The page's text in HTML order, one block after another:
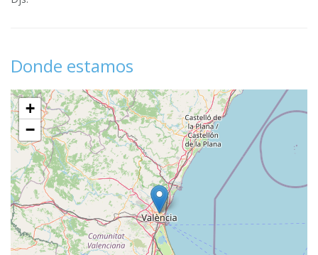
Donde estamos
+
−